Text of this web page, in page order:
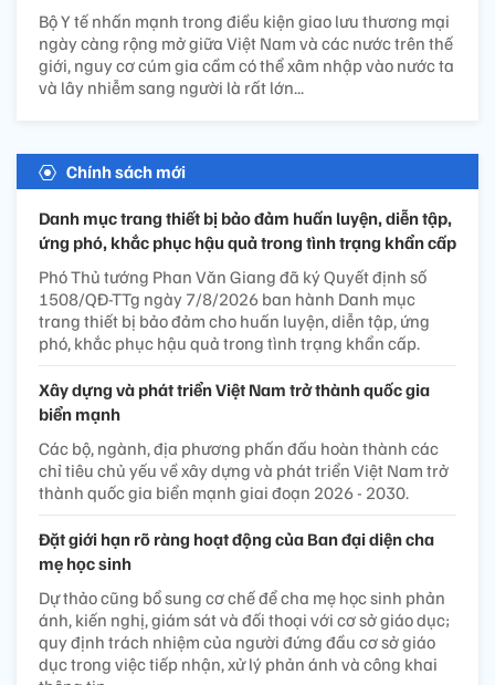
Bộ Y tế nhấn mạnh trong điều kiện giao lưu thương mại
ngày càng rộng mở giữa Việt Nam và các nước trên thế
giới, nguy cơ cúm gia cầm có thể xâm nhập vào nước ta
và lây nhiễm sang người là rất lớn...
Chính sách mới
Danh mục trang thiết bị bảo đảm huấn luyện, diễn tập,
ứng phó, khắc phục hậu quả trong tình trạng khẩn cấp
Phó Thủ tướng Phan Văn Giang đã ký Quyết định số
1508/QĐ-TTg ngày 7/8/2026 ban hành Danh mục
trang thiết bị bảo đảm cho huấn luyện, diễn tập, ứng
phó, khắc phục hậu quả trong tình trạng khẩn cấp.
Xây dựng và phát triển Việt Nam trở thành quốc gia
biển mạnh
Các bộ, ngành, địa phương phấn đấu hoàn thành các
chỉ tiêu chủ yếu về xây dựng và phát triển Việt Nam trở
thành quốc gia biển mạnh giai đoạn 2026 - 2030.
Đặt giới hạn rõ ràng hoạt động của Ban đại diện cha
mẹ học sinh
Dự thảo cũng bổ sung cơ chế để cha mẹ học sinh phản
ánh, kiến nghị, giám sát và đối thoại với cơ sở giáo dục;
quy định trách nhiệm của người đứng đầu cơ sở giáo
dục trong việc tiếp nhận, xử lý phản ánh và công khai